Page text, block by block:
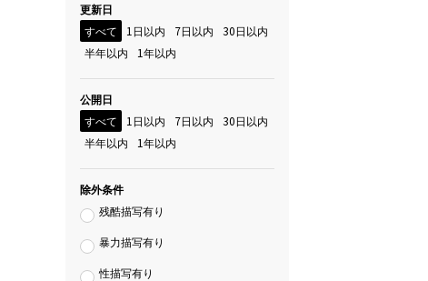
更新日
すべて
1日以内 7日以内
30日以内
半年以内
1年以内
公開日
すべて
1日以内 7日以内
30日以内
半年以内
1年以内
除外条件
残酷描写有り
暴力描写有り
性描写有り